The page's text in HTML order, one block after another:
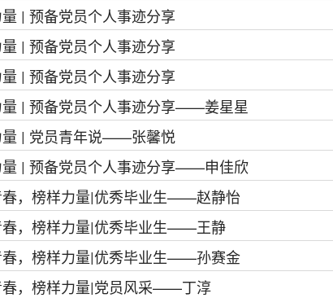
| 预备党员个人事迹分享
| 预备党员个人事迹分享
| 预备党员个人事迹分享
| 预备党员个人事迹分享——姜星星
量 | 党员青年说——张馨悦
| 预备党员个人事迹分享——申佳欣
，榜样力量|优秀毕业生——赵静怡
春，榜样力量|优秀毕业生——王静
春，榜样力量|优秀毕业生——孙赛金
春，榜样力量|党员风采——丁淳